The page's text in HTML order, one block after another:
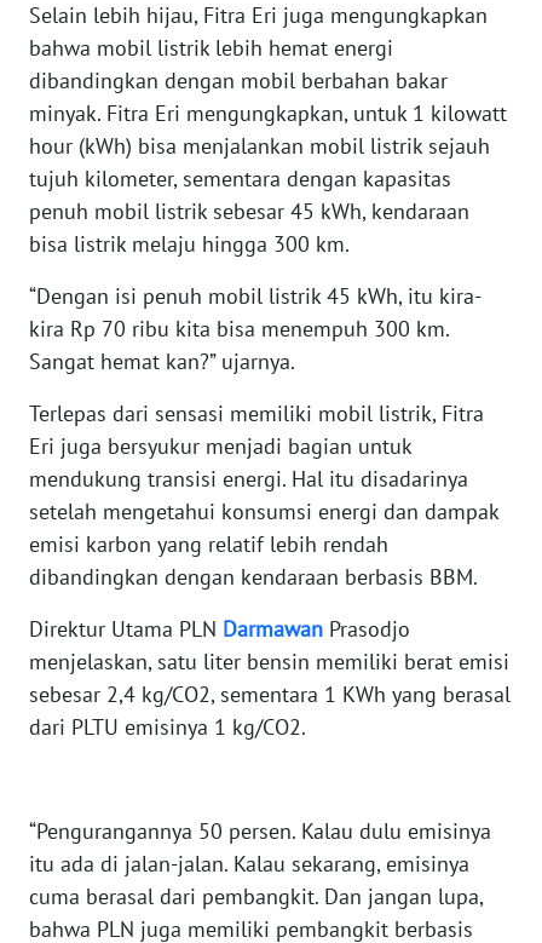
Selain lebih hijau, Fitra Eri juga mengungkapkan
bahwa mobil listrik lebih hemat energi
dibandingkan dengan mobil berbahan bakar
minyak. Fitra Eri mengungkapkan, untuk 1 kilowatt
hour (kWh) bisa menjalankan mobil listrik sejauh
tujuh kilometer, sementara dengan kapasitas
penuh mobil listrik sebesar 45 kWh, kendaraan
bisa listrik melaju hingga 300 km.
“Dengan isi penuh mobil listrik 45 kWh, itu kira-
kira Rp 70 ribu kita bisa menempuh 300 km.
Sangat hemat kan?” ujarnya.
Terlepas dari sensasi memiliki mobil listrik, Fitra
Eri juga bersyukur menjadi bagian untuk
mendukung transisi energi. Hal itu disadarinya
setelah mengetahui konsumsi energi dan dampak
emisi karbon yang relatif lebih rendah
dibandingkan dengan kendaraan berbasis BBM.
Direktur Utama PLN Darmawan Prasodjo
menjelaskan, satu liter bensin memiliki berat emisi
sebesar 2,4 kg/CO2, sementara 1 KWh yang berasal
dari PLTU emisinya 1 kg/CO2.
“Pengurangannya 50 persen. Kalau dulu emisinya
itu ada di jalan-jalan. Kalau sekarang, emisinya
cuma berasal dari pembangkit. Dan jangan lupa,
bahwa PLN juga memiliki pembangkit berbasis
WN
SUMSEL
WN
BENGKULU
WN
WN
JATENG
WN
NUSANTARA
WN
JOGJA
JATIM
WN
WN
KALTENG